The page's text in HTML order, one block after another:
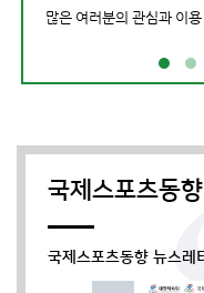
맹(FISU) 학생대사 양성 프로그
많은 여러분의 관심과 이용
제안하실 내용이 있으시...
국제스포츠동향
국제스포츠동향 뉴스